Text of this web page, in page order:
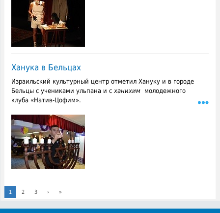
Ханука в Бельцах
Израильский культурный центр отметил Хануку и в городе
Бельцы с учениками ульпана и с ханихиммолодежного
клуба «Натив-Цофим».
1 2 3 › »